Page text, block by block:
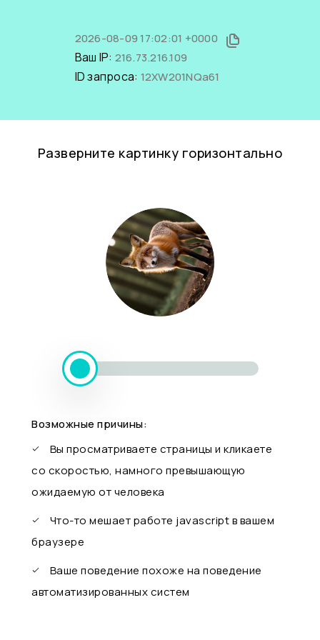
2026-08-09 17:02:01 +0000
Ваш IP: 216.73.216.109
ID запроса: 12XW201NQa61
Разверните картинку горизонтально
Возможные причины:
Вы просматриваете страницы и кликаете
со скоростью, намного превышающую
ожидаемую от человека
Что-то мешает работе javascript в вашем
браузере
Ваше поведение похоже на поведение
автоматизированных систем